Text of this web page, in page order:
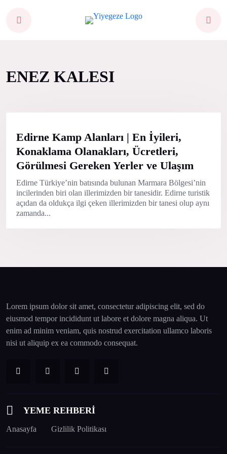
ENEZ KALESI
Edirne Kamp Alanları | En İyileri,
Konaklama Olanakları, Ücretleri,
Görülmesi Gereken Yerler ve Ulaşım
Edirne Türkiye’nin batısında bulunan Marmara Bölgesi’nin
incilerinden biri olan illerimizden bir tanesidir. Edirne turistik
açıdan da oldukça ilgi çeken illerimizden bir tanesi olup aynı
zamanda...
Lorem ipsum dolor sit amet, consectetur adipiscing elit, sed do
eiusmod tempor incididunt ut labore et dolore magna aliqua. Ut
enim ad minim veniam, quis nostrud exercitation ullamco laboris
nisi ut aliquip ex ea commodo consequat.
YEME REHBERİ
Anasayfa Gizlilik Politikası